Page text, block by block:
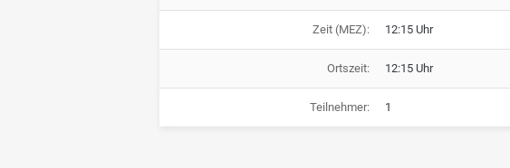
Zeit (MEZ): 12:15 Uhr
Ortszeit: 12:15 Uhr
Teilnehmer: 1